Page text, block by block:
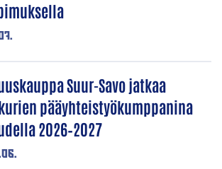
Suur-Savo jatkaa
pääyhteistyökumppanina
2026–2027